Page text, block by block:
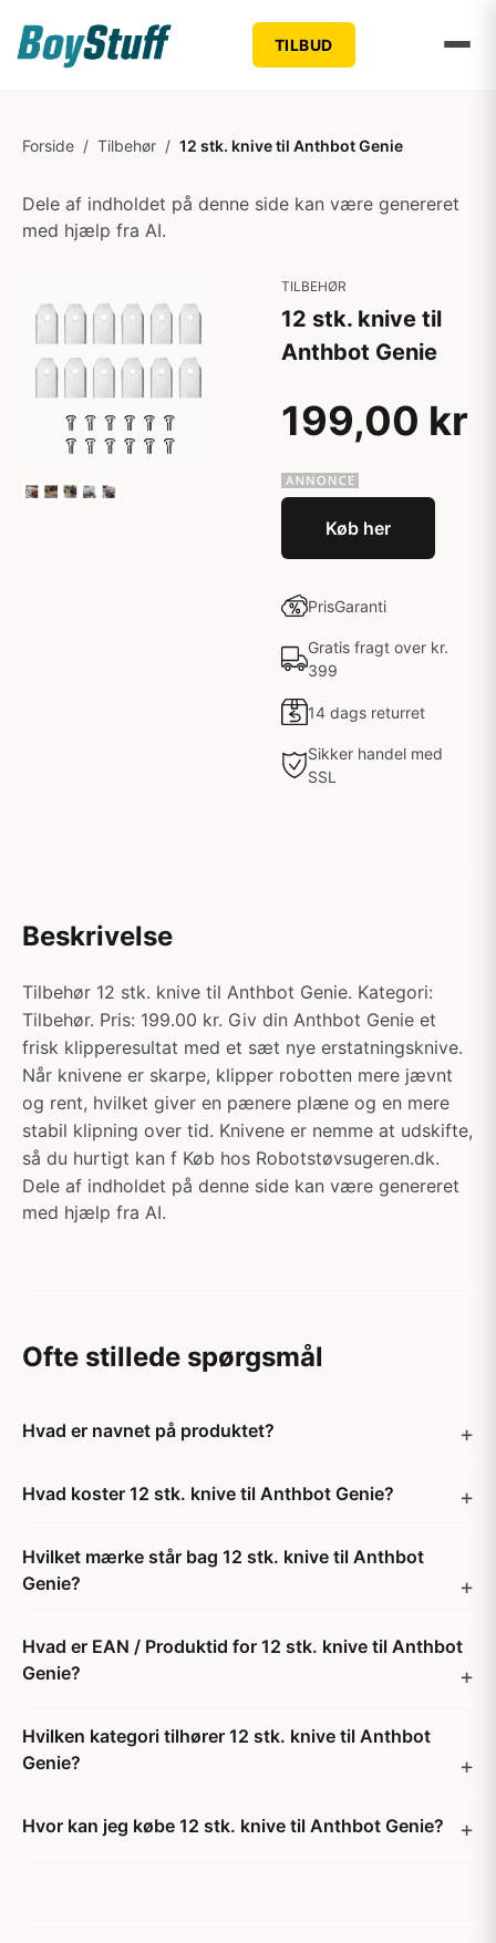
TILBUD
Forside / Tilbehør / 12 stk. knive til Anthbot Genie
Dele af indholdet på denne side kan være genereret
med hjælp fra AI.
TILBEHØR
12 stk. knive til
Anthbot Genie
199,00 kr
Køb her
PrisGaranti
Gratis fragt over kr.
399
14 dags returret
Sikker handel med
SSL
Beskrivelse
Tilbehør 12 stk. knive til Anthbot Genie. Kategori:
Tilbehør. Pris: 199.00 kr. Giv din Anthbot Genie et
frisk klipperesultat med et sæt nye erstatningsknive.
Når knivene er skarpe, klipper robotten mere jævnt
og rent, hvilket giver en pænere plæne og en mere
stabil klipning over tid. Knivene er nemme at udskifte,
så du hurtigt kan f Køb hos Robotstøvsugeren.dk.
Dele af indholdet på denne side kan være genereret
med hjælp fra AI.
Ofte stillede spørgsmål
Hvad er navnet på produktet?
Hvad koster 12 stk. knive til Anthbot Genie?
Hvilket mærke står bag 12 stk. knive til Anthbot
Genie?
Hvad er EAN / Produktid for 12 stk. knive til Anthbot
Genie?
Hvilken kategori tilhører 12 stk. knive til Anthbot
Genie?
Hvor kan jeg købe 12 stk. knive til Anthbot Genie?